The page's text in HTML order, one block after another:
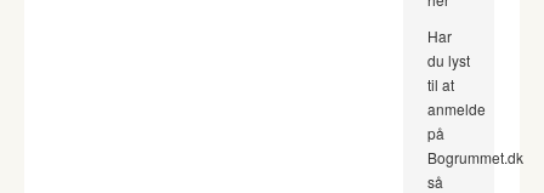
Har
du lyst
til at
anmelde
på
Bogrummet.dk
så